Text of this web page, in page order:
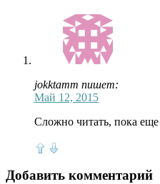
jokktamm пишет:
Май 12, 2015
Сложно читать, пока еще
Добавить комментарий